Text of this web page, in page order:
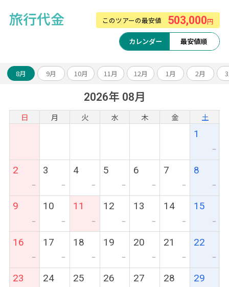
旅行代金 このツアーの最安値 503,000円
カレンダー 最安値順
8月 9月 10月 11月 12月 1月 2月
2026年 08月
日 月 火 水 木 金 土
1
ー
2
ー
3
ー
4
ー
5
ー
6
ー
7
ー
8
ー
9
ー
10
ー
11
ー
12
ー
13
ー
14
ー
15
ー
16
ー
17
ー
18
ー
19
ー
20
ー
21
ー
22
ー
23 24 25 26 27 28 29